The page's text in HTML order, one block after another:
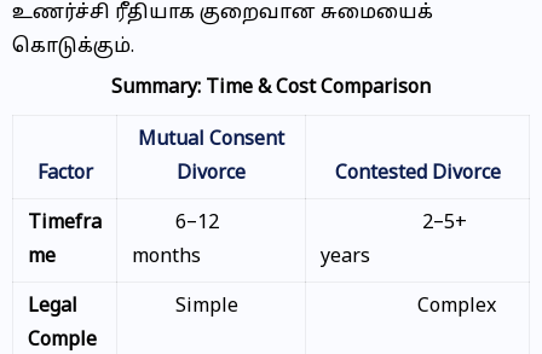
உணர்ச்சி ரீதியாக குறைவான சுமையைக்
கொடுக்கும்.
Summary: Time & CostComparison
Factor
Mutual Consent
Divorce
Contested Divorce
Timefra
me
6–12
months
2–5+
years
Legal
Comple
Simple Complex